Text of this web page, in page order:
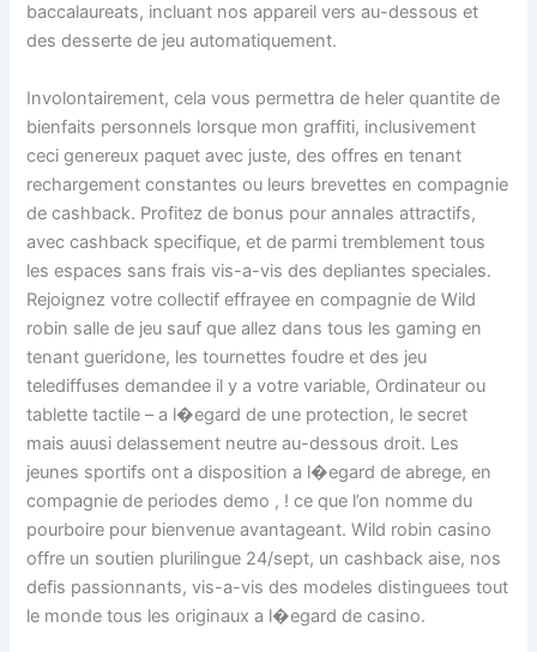
baccalaureats, incluant nos appareil vers au-dessous et
des desserte de jeu automatiquement.
Involontairement, cela vous permettra de heler quantite de
bienfaits personnels lorsque mon graffiti, inclusivement
ceci genereux paquet avec juste, des offres en tenant
rechargement constantes ou leurs brevettes en compagnie
de cashback. Profitez de bonus pour annales attractifs,
avec cashback specifique, et de parmi tremblement tous
les espaces sans frais vis-a-vis des depliantes speciales.
Rejoignez votre collectif effrayee en compagnie de Wild
robin salle de jeu sauf que allez dans tous les gaming en
tenant gueridone, les tournettes foudre et des jeu
telediffuses demandee il y a votre variable, Ordinateur ou
tablette tactile – a l�egard de une protection, le secret
mais auusi delassement neutre au-dessous droit. Les
jeunes sportifs ont a disposition a l�egard de abrege, en
compagnie de periodes demo , ! ce que l’on nomme du
pourboire pour bienvenue avantageant. Wild robin casino
offre un soutien plurilingue 24/sept, un cashback aise, nos
defis passionnants, vis-a-vis des modeles distinguees tout
le monde tous les originaux a l�egard de casino.